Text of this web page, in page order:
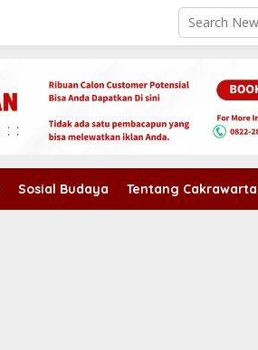
Sosial Budaya Tentang Cakrawarta